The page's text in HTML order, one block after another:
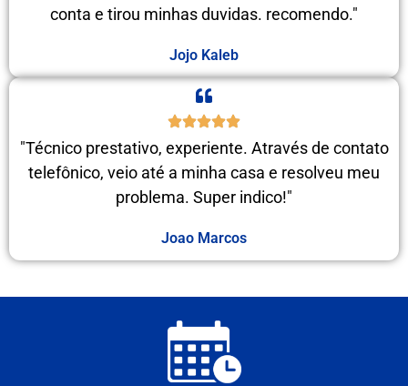
conta e tirou minhas duvidas. recomendo."
Jojo Kaleb
"Técnico prestativo, experiente. Através de contato
telefônico, veio até a minha casa e resolveu meu
problema. Super indico!"
Joao Marcos